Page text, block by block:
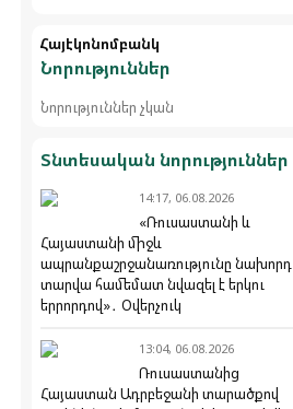
Հայէկոնոմբանկ
Նորություններ
Նորություններ չկան
Տնտեսական նորություններ
14:17, 06.08.2026
«Ռուսաստանի և
Հայաստանի միջև
ապրանքաշրջանառությունը նախորդ
տարվա համեմատ նվազել է երկու
երրորդով»․ Օվերչուկ
13:04, 06.08.2026
Ռուսաստանից
Հայաստան Ադրբեջանի տարածքով